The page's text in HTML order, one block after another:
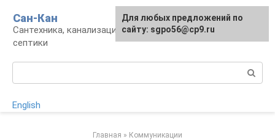
контенту
Сан-Кан
Сантехника, канализация, водопровод,
септики
English
Главная » Коммуникации
Для любых предложений по
сайту: sgpo56@cp9.ru